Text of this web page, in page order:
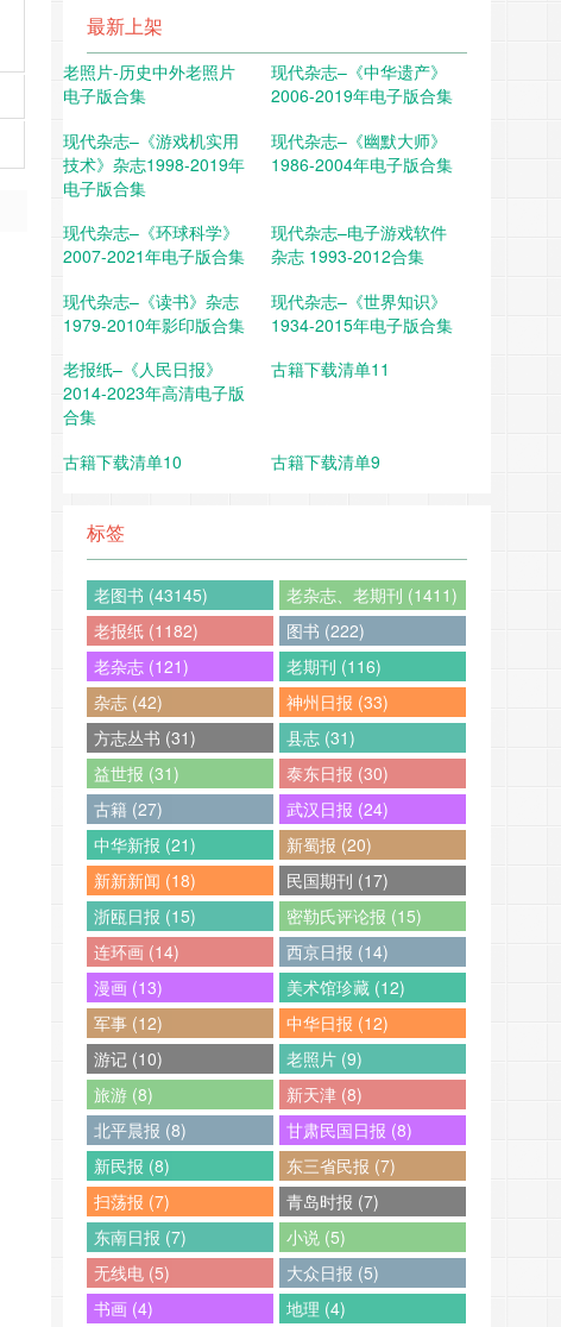
最新上架
老照片-历史中外老照片
电子版合集
现代杂志–《中华遗产》
2006-2019年电子版合集
现代杂志–《游戏机实用
技术》杂志1998-2019年
电子版合集
现代杂志–《幽默大师》
1986-2004年电子版合集
现代杂志–《环球科学》
2007-2021年电子版合集
现代杂志–电子游戏软件
杂志 1993-2012合集
现代杂志–《读书》杂志
1979-2010年影印版合集
现代杂志–《世界知识》
1934-2015年电子版合集
老报纸–《人民日报》
2014-2023年高清电子版
合集
古籍下载清单11
古籍下载清单10 古籍下载清单9
标签
老图书 (43145)
老杂志、老期刊 (1411)
老报纸 (1182)
图书 (222)
老杂志 (121)
老期刊 (116)
杂志 (42)
神州日报 (33)
方志丛书 (31)
县志 (31)
益世报 (31)
泰东日报 (30)
古籍 (27)
武汉日报 (24)
中华新报 (21)
新蜀报 (20)
新新新闻 (18)
民国期刊 (17)
浙瓯日报 (15)
密勒氏评论报 (15)
连环画 (14)
西京日报 (14)
漫画 (13)
美术馆珍藏 (12)
军事 (12)
中华日报 (12)
游记 (10)
老照片 (9)
旅游 (8)
新天津 (8)
北平晨报 (8)
甘肃民国日报 (8)
新民报 (8)
东三省民报 (7)
扫荡报 (7)
青岛时报 (7)
东南日报 (7)
小说 (5)
无线电 (5)
大众日报 (5)
书画 (4)
地理 (4)